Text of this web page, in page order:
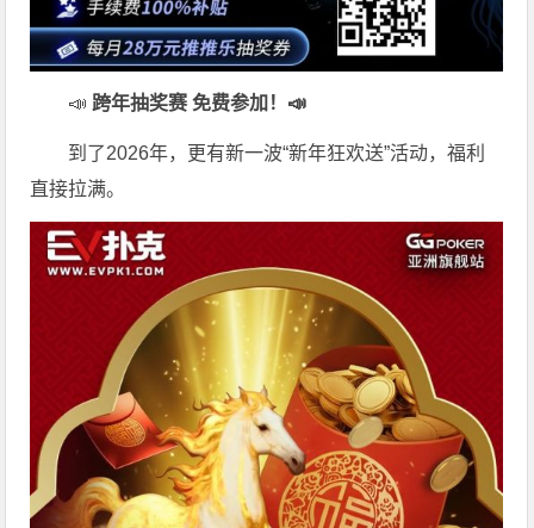
📣 跨年抽奖赛 免费参加 ！📣
到了2026年，更有新一波“新年狂欢送”活动，福利
直接拉满。